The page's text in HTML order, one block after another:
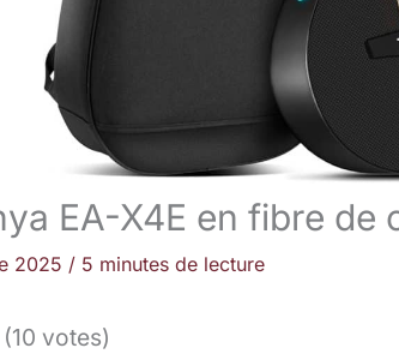
EA-X4E en fibre de
2025 / 5 minutes de lecture
votes)